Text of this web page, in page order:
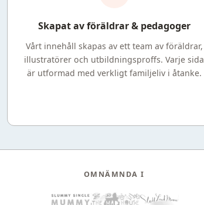
Skapat av föräldrar & pedagoger
Vårt innehåll skapas av ett team av föräldrar,
illustratörer och utbildningsproffs. Varje sida
är utformad med verkligt familjeliv i åtanke.
OMNÄMNDA I